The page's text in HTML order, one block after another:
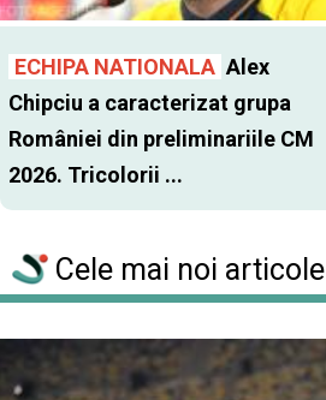
ECHIPA NATIONALA Alex
Chipciu a caracterizat grupa
României din preliminariile CM
2026. Tricolorii ...
Cele mai noi articole